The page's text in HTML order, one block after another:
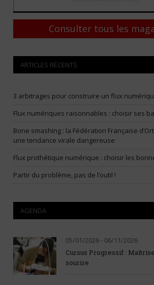
Consulter tous les
ARTICLES RÉCENTS
3 arbitrages pour construire un flux
Flux numériques raisonnables : choisir ses
Bone smashing : la Fédération Française
une tendance virale dangereuse
Flux prothétique numérique : choisir les
Partir du problème, pas de l’outil !
AGENDA
05/01/2026 - 06/11/2026
Cursus Progressif :
sourire